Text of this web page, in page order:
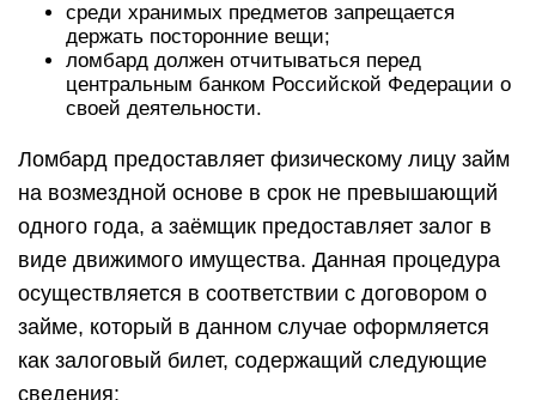
среди хранимых предметов запрещается
держать посторонние вещи;
ломбард должен отчитываться перед
центральным банком Российской Федерации о
своей деятельности.
Ломбард предоставляет физическому лицу займ
на возмездной основе в срок не превышающий
одного года, а заёмщик предоставляет залог в
виде движимого имущества. Данная процедура
осуществляется в соответствии с договором о
займе, который в данном случае оформляется
как залоговый билет, содержащий следующие
сведения: